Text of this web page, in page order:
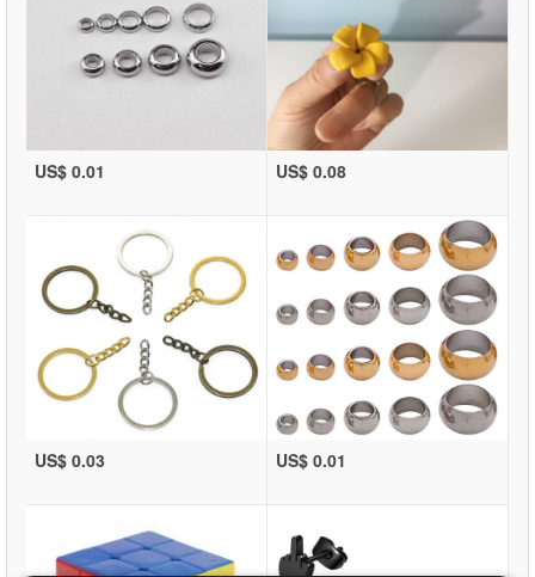
US$ 0.01 US$ 0.08
US$ 0.03 US$ 0.01